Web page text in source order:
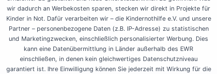
wir dadurch an Werbekosten sparen, stecken wir direkt in Projekte für
Kinder in Not. Dafür verarbeiten wir – die Kindernothilfe e.V. und unsere
Partner – personenbezogene Daten (z.B. IP-Adresse) zu statistischen
und Marketingzwecken, einschließlich personalisierter Werbung. Dies
kann eine Datenübermittlung in Länder außerhalb des EWR
einschließen, in denen kein gleichwertiges Datenschutzniveau
garantiert ist. Ihre Einwilligung können Sie jederzeit mit Wirkung für die